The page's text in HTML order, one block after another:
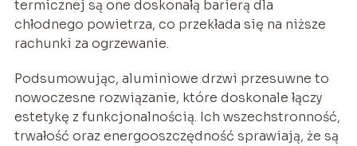
termicznej są one doskonałą barierą dla
chłodnego powietrza, co przekłada się na niższe
rachunki za ogrzewanie.
Podsumowując, aluminiowe drzwi przesuwne to
nowoczesne rozwiązanie, które doskonale łączy
estetykę z funkcjonalnością. Ich wszechstronność,
trwałość oraz energooszczędność sprawiają, że są